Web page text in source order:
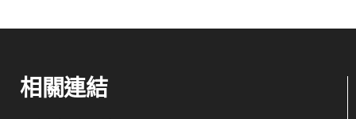
相關連結